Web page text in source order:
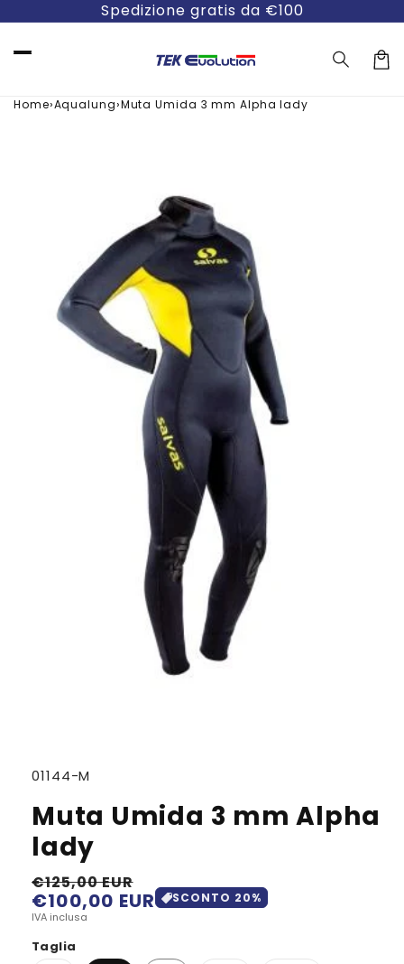
Spedizione gratis da €100
Home›Aqualung›Muta Umida 3 mm Alpha lady
SKU:
01144-M
Muta Umida 3 mm Alpha
lady
Prezzo
di
listino
€100,00 EUR
Prezzo
scontato
€125,00 EUR
IVA inclusa
SCONTO 20%
Taglia